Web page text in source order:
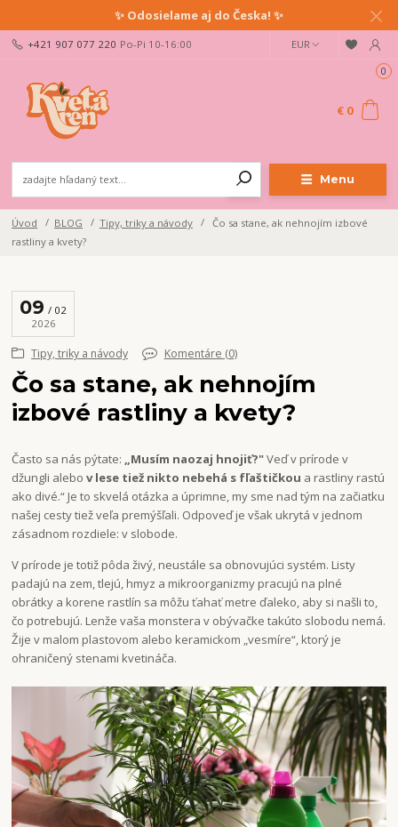
✨ Odosielame aj do Česka! ✨
Menu
EUR
+421 907 077 220 Po-Pi 10-16:00
0
€ 0
Úvod BLOG Tipy, triky a návody
Čo sa stane, ak nehnojím izbové
rastliny a kvety?
09
02
2026
Tipy, triky a návody Komentáre (0)
Čo sa stane, ak nehnojím
izbové rastliny a kvety?
Často sa nás pýtate: „Musím naozaj hnojiť?"Veď v prírode v
džungli alebov lese tiež nikto nebehá s fľaštičkou a rastliny rastú
ako divé.“ Je to skvelá otázka a úprimne, my sme nad tým na začiatku
našej cesty tiež veľa premýšľali. Odpoveď je však ukrytá v jednom
zásadnom rozdiele: v slobode.
V prírode je totiž pôda živý, neustále sa obnovujúci systém. Listy
padajú na zem, tlejú, hmyz a mikroorganizmy pracujú na plné
obrátky a korene rastlín sa môžu ťahať metre ďaleko, aby si našli to,
čo potrebujú. Lenže vaša monstera v obývačke takúto slobodu nemá.
Žije v malom plastovom alebo keramickom „vesmíre“, ktorý je
ohraničený stenami kvetináča.